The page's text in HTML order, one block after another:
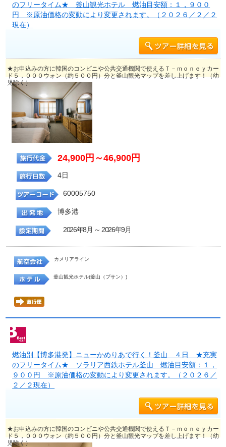
のフリータイム★ 釜山観光ホテル 燃油目安額：１，９００
円 ※原油価格の変動により変更されます。（２０２６／２／２
現在）
★お申込みの方に韓国のコンビニや公共交通機関で使えるＴ－ｍｏｎｅｙカー
ド５，０００ウォン（約５００円）分と釜山観光マップを差し上げます！（幼
児除く）
24,900円～46,900円
4日
60005750
博多港
2026年8月 ～ 2026年9月
カメリアライン
釜山観光ホテル(釜山（プサン）)
燃油別【博多港発】ニューかめりあで行く！釜山 ４日 ★充実
のフリータイム★ ソラリア西鉄ホテル釜山 燃油目安額：１，
９００円 ※原油価格の変動により変更されます。（２０２６／
２／２現在）
★お申込みの方に韓国のコンビニや公共交通機関で使えるＴ－ｍｏｎｅｙカー
ド５，０００ウォン（約５００円）分と釜山観光マップを差し上げます！（幼
児除く）